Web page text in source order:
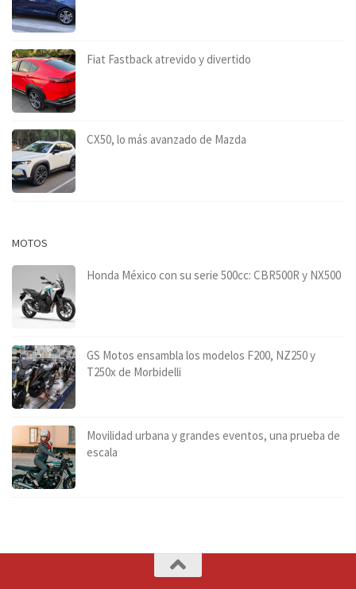
Fiat Fastback atrevido y divertido
CX50, lo más avanzado de Mazda
MOTOS
Honda México con su serie 500cc: CBR500R y NX500
GS Motos ensambla los modelos F200, NZ250 y
T250x de Morbidelli
Movilidad urbana y grandes eventos, una prueba de
escala